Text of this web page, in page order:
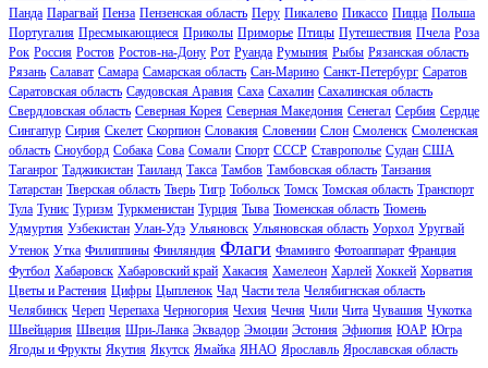
Панда Парагвай Пенза Пензенская область Перу Пикалево Пикассо Пицца Польша
Португалия Пресмыкающиеся Приколы Приморье Птицы Путешествия Пчела Роза
Рок Россия Ростов Ростов-на-Дону Рот Руанда Румыния Рыбы Рязанская область
Рязань Салават Самара Самарская область Сан-Марино Санкт-Петербург Саратов
Саратовская область Саудовская Аравия Саха Сахалин Сахалинская область
Свердловская область Северная Корея Северная Македония Сенегал Сербия Сердце
Сингапур Сирия Скелет Скорпион Словакия Словении Слон Смоленск Смоленская
область Сноуборд Собака Сова Сомали Спорт СССР Ставрополье Судан США
Таганрог Таджикистан Таиланд Такса Тамбов Тамбовская область Танзания
Татарстан Тверская область Тверь Тигр Тобольск Томск Томская область Транспорт
Тула Тунис Туризм Туркменистан Турция Тыва Тюменская область Тюмень
Удмуртия Узбекистан Улан-Удэ Ульяновск Ульяновская область Уорхол Уругвай
Утенок Утка Филиппины Финляндия Флаги Фламинго Фотоаппарат Франция
Футбол Хабаровск Хабаровский край Хакасия Хамелеон Харлей Хоккей Хорватия
Цветы и Растения Цифры Цыпленок Чад Части тела Челябигнская область
Челябинск Череп Черепаха Черногория Чехия Чечня Чили Чита Чувашия Чукотка
Швейцария Швеция Шри-Ланка Эквадор Эмоции Эстония Эфиопия ЮАР Югра
Ягоды и Фрукты Якутия Якутск Ямайка ЯНАО Ярославль Ярославская область